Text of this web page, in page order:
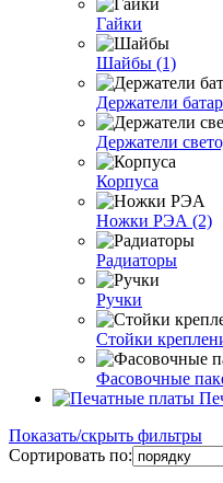
Гайки
Шайбы (1)
Держатели
Держатели
Корпуса
Ножки РЭА (2)
Радиаторы
Ручки
Стойки
Фасовочные
Показать/скрыть фильтры
Сортировать по: